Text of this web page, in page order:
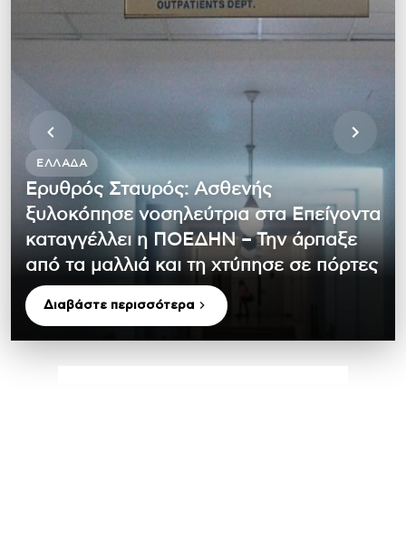
ΕΛΛΆΔΑ
Ερυθρός Σταυρός: Ασθενής
ξυλοκόπησε νοσηλεύτρια στα Επείγοντα
καταγγέλλει η ΠΟΕΔΗΝ – Την άρπαξε
από τα μαλλιά και τη χτύπησε σε πόρτες
Διαβάστε περισσότερα